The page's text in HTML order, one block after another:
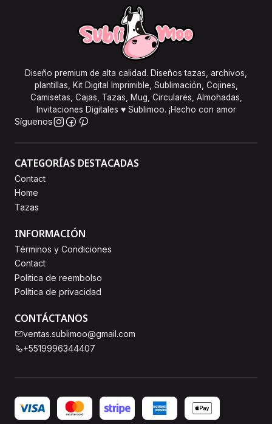
Diseño premium de alta calidad. Diseños tazas, archivos,
plantillas, Kit Digital Imprimible, Sublimación, Cojines,
Camisetas, Cajas, Tazas, Mug, Circulares, Almohadas,
Invitaciones Digitales ♥ Sublimoo. ¡Hecho con amor
Síguenos
CATEGORÍAS DESTACADAS
Contact
Home
Tazas
INFORMACIÓN
Términos y Condiciones
Contact
Politica de reembolso
Política de privacidad
CONTÁCTANOS
ventas.sublimoo@gmail.com
+5519996344407